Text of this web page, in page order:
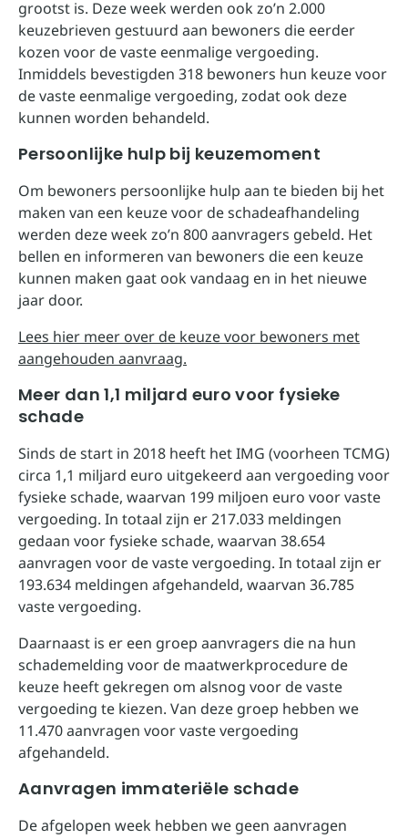
grootst is. Deze week werden ook zo’n 2.000
keuzebrieven gestuurd aan bewoners die eerder
kozen voor de vaste eenmalige vergoeding.
Inmiddels bevestigden 318 bewoners hun keuze voor
de vaste eenmalige vergoeding, zodat ook deze
kunnen worden behandeld.
Persoonlijke hulp bij keuzemoment
Om bewoners persoonlijke hulp aan te bieden bij het
maken van een keuze voor de schadeafhandeling
werden deze week zo’n 800 aanvragers gebeld. Het
bellen en informeren van bewoners die een keuze
kunnen maken gaat ook vandaag en in het nieuwe
jaar door.
Lees hier meer over de keuze voor bewoners met
aangehouden aanvraag.
Meer dan 1,1 miljard euro voor fysieke
schade
Sinds de start in 2018 heeft het IMG (voorheen TCMG)
circa 1,1 miljard euro uitgekeerd aan vergoeding voor
fysieke schade, waarvan 199 miljoen euro voor vaste
vergoeding. In totaal zijn er 217.033 meldingen
gedaan voor fysieke schade, waarvan 38.654
aanvragen voor de vaste vergoeding. In totaal zijn er
193.634 meldingen afgehandeld, waarvan 36.785
vaste vergoeding.
Daarnaast is er een groep aanvragers die na hun
schademelding voor de maatwerkprocedure de
keuze heeft gekregen om alsnog voor de vaste
vergoeding te kiezen. Van deze groep hebben we
11.470 aanvragen voor vaste vergoeding
afgehandeld.
Aanvragen immateriële schade
De afgelopen week hebben we geen aanvragen